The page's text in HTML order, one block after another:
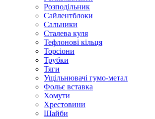
Розподільник
Сайлентблоки
Сальники
Сталева куля
Тефлонові кільця
Торсіони
Трубки
Тяги
Ущільнювачі гумо-метал
Фольє вставка
Хомути
Хрестовини
Шайби